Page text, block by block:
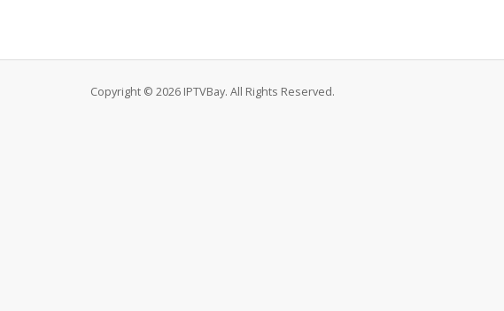
Copyright © 2026 IPTVBay. All Rights Reserved.